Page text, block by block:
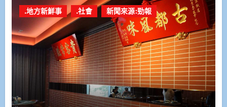
.地方新鮮事 .社會 新聞來源:勁報